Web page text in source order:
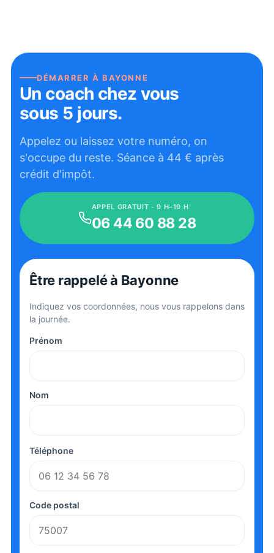
DÉMARRER ÀBAYONNE
Un coach chez vous
sous 5 jours.
Appelez ou laissez votre numéro, on
s'occupe du reste. Séance à 44 € après
crédit d'impôt.
APPEL GRATUIT - 9 H–19 H
06 44 60 88 28
Être rappeléà Bayonne
Indiquez vos coordonnées, nous vous rappelons dans
la journée.
Prénom
Nom
Téléphone
Code postal